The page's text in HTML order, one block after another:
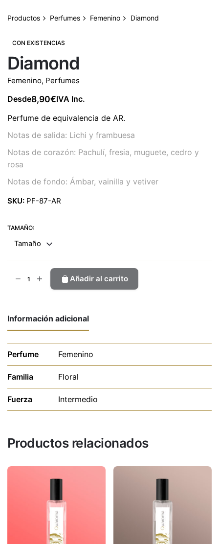
Productos Perfumes Femenino Diamond
CON EXISTENCIAS
Diamond
Femenino, Perfumes
Desde8,90€IVA Inc.
Perfume de equivalencia de AR.
Notas de salida: Lichi y frambuesa
Notas de corazón: Pachulí, fresia, muguete, cedro y
rosa
Notas de fondo: Ámbar, vainilla y vetiver
SKU: PF-87-AR
TAMAÑO:
Tamaño
Añadir al carrito
Información adicional
Perfume Femenino
Familia Floral
Fuerza Intermedio
Productos relacionados